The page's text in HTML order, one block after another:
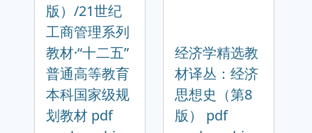
版）/21世纪
工商管理系列
教材·“十二五”
普通高等教育
本科国家级规
划教材 pdf
经济学精选教
材译丛：经济
思想史（第8
版） pdf